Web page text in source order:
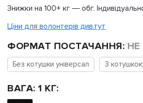
Знижки на 100+ кг — обг.
Ціни для волонтерів див.тут
ФОРМАТ ПОСТАЧАННЯ: НЕ
Без котушки універсал З
ВАГА: 1 КГ: